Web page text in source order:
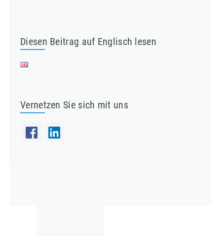
Diesen Beitrag auf Englisch lesen
Vernetzen Sie sich mit uns